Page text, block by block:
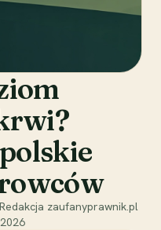
Redakcja zaufanyprawnik.pl